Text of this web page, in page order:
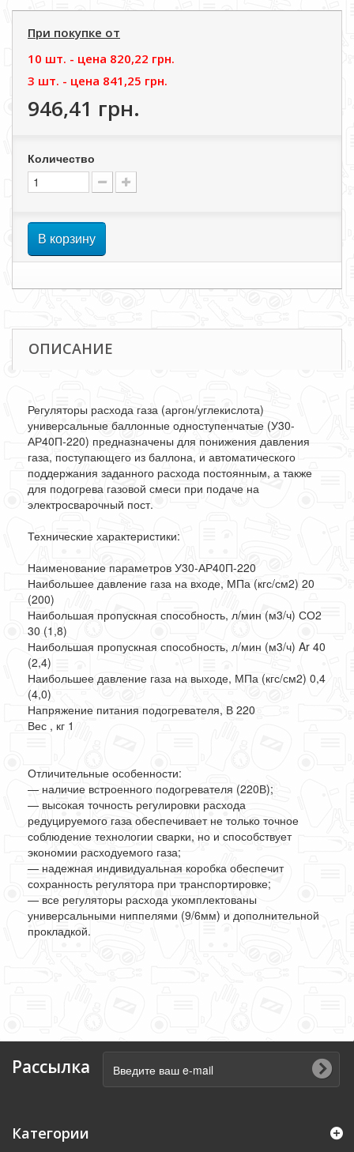
При покупке от
10 шт. - цена 820,22 грн.
3 шт. - цена 841,25 грн.
946,41 грн.
Количество
В корзину
ОПИСАНИЕ
Регуляторы расхода газа (аргон/углекислота)
универсальные баллонные одноступенчатые (У30-
АР40П-220) предназначены для понижения давления
газа, поступающего из баллона, и автоматического
поддержания заданного расхода постоянным, а также
для подогрева газовой смеси при подаче на
электросварочный пост.
Технические характеристики:
Наименование параметров У30-АР40П-220
Наибольшее давление газа на входе, МПа (кгс/см2) 20
(200)
Наибольшая пропускная способность, л/мин (м3/ч) СО2
30 (1,8)
Наибольшая пропускная способность, л/мин (м3/ч) Ar 40
(2,4)
Наибольшее давление газа на выходе, МПа (кгс/см2) 0,4
(4,0)
Напряжение питания подогревателя, В 220
Вес , кг 1
Отличительные особенности:
— наличие встроенного подогревателя (220В);
— высокая точность регулировки расхода
редуцируемого газа обеспечивает не только точное
соблюдение технологии сварки, но и способствует
экономии расходуемого газа;
— надежная индивидуальная коробка обеспечит
сохранность регулятора при транспортировке;
— все регуляторы расхода укомплектованы
универсальными ниппелями (9/6мм) и дополнительной
прокладкой.
Рассылка
Категории